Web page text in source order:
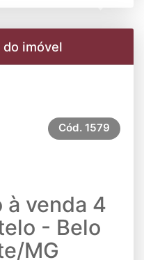
imóvel
Cód. 1579
venda 4
- Belo
MG